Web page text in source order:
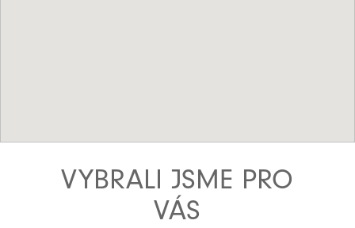
VYBRALI JSME PRO
VÁS